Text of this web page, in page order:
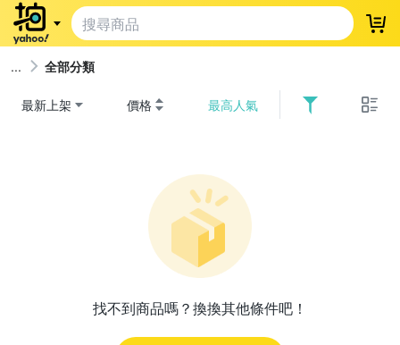
登
全部分類
最新上架 價格 最高人氣
找不到商品嗎？換換其他條件吧！